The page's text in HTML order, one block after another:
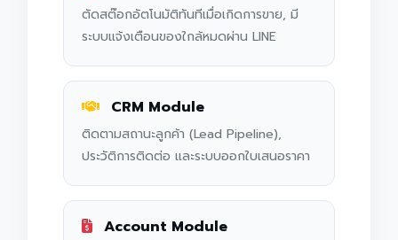
ตัดสต๊อกอัตโนมัติทันทีเมื่อเกิดการขาย, มี
ระบบแจ้งเตือนของใกล้หมดผ่าน LINE
CRM Module
ติดตามสถานะลูกค้า (Lead Pipeline),
ประวัติการติดต่อ และระบบออกใบเสนอราคา
Account Module